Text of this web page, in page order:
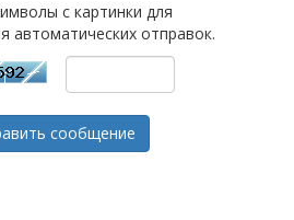
с картинки для
автоматических отправок.
сообщение